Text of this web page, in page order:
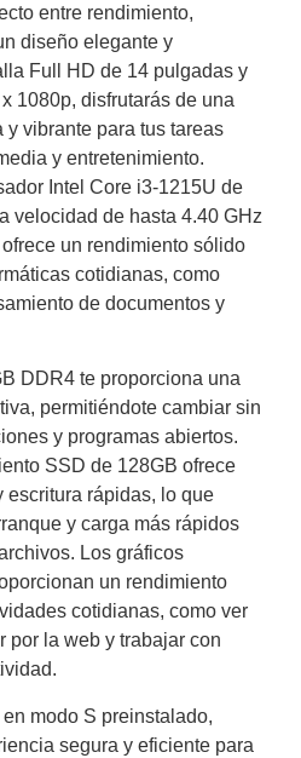
entre rendimiento,
diseño elegante y
Full HD de 14 pulgadas y
1080p, disfrutarás de una
vibrante para tus tareas
y entretenimiento.
Intel Core i3-1215U de
velocidad de hasta 4.40 GHz
un rendimiento sólido
cotidianas, como
de documentos y
DDR4 te proporciona una
permitiéndote cambiar sin
y programas abiertos.
SSD de 128GB ofrece
escritura rápidas, lo que
y carga más rápidos
Los gráficos
un rendimiento
cotidianas, como ver
por la web y trabajar con
modo S preinstalado,
segura y eficiente para